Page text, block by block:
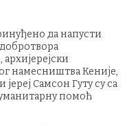
да напусти
намесништва Кеније,
Самсон Гуту су са
помоћ